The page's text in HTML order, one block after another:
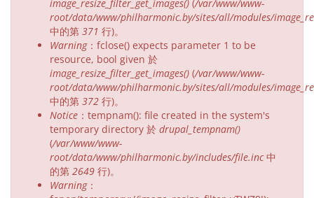
image_resize_filter_get_images() (/var/www/www-
root/data/www/philharmonic.by/sites/all/modules/
中的第 371 行)。
Warning：fclose() expects parameter 1 to be
resource, bool given 於
image_resize_filter_get_images() (/var/www/www-
root/data/www/philharmonic.by/sites/all/modules/
中的第 372 行)。
Notice ：tempnam(): file created in the system's
temporary directory 於 drupal_tempnam()
(/var/www/www-
root/data/www/philharmonic.by/includes/file.inc中
的第 2649 行)。
Warning：